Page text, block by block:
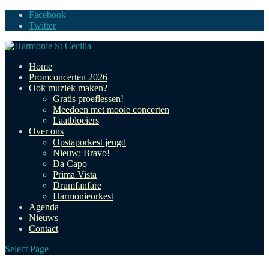
Facebook
Twitter
Home
Promconcerten 2026
Ook muziek maken?
Gratis proeflessen!
Meedoen met mooie concerten
Laatbloeiers
Over ons
Opstaporkest jeugd
Nieuw: Bravo!
Da Capo
Prima Vista
Drumfanfare
Harmonieorkest
Agenda
Nieuws
Contact
Select Page